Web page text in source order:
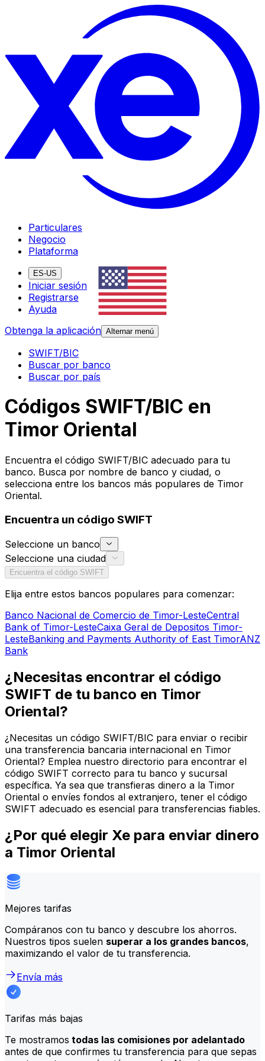
Particulares
Negocio
Plataforma
ES-US
Iniciar sesión
Registrarse
Ayuda
Obtenga la aplicación Alternar menú
SWIFT/BIC
Buscar por banco
Buscar por país
Códigos SWIFT/BIC en
Timor Oriental
Encuentra el código SWIFT/BIC adecuado para tu
banco. Busca por nombre de banco y ciudad, o
selecciona entre los bancos más populares de Timor
Oriental.
Encuentra un código SWIFT
Seleccione un banco
Seleccione una ciudad
Encuentra el código SWIFT
Elija entre estos bancos populares para comenzar:
Banco Nacional de Comercio de Timor-LesteCentral
Bank of Timor-LesteCaixa Geral de Depositos Timor-
LesteBanking and Payments Authority of East TimorANZ
Bank
¿Necesitas encontrar el código
SWIFT de tu banco en Timor
Oriental?
¿Necesitas un código SWIFT/BIC para enviar o recibir
una transferencia bancaria internacional en Timor
Oriental? Emplea nuestro directorio para encontrar el
código SWIFT correcto para tu banco y sucursal
específica. Ya sea que transfieras dinero a la Timor
Oriental o envíes fondos al extranjero, tener el código
SWIFT adecuado es esencial para transferencias fiables.
¿Por qué elegir Xe para enviar dinero
a Timor Oriental
Mejores tarifas
Compáranos con tu banco y descubre los ahorros.
Nuestros tipos suelen superar a los grandes bancos,
maximizando el valor de tu transferencia.
Envía más
Tarifas más bajas
Te mostramos todas las comisiones por adelantado
antes de que confirmes tu transferencia para que sepas